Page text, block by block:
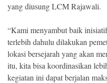
yang diusung LCM Rajawali.
“Kami menyambut baik
terlebih dahulu dilakukan
lokasi bersejarah yang akan
itu, kita bisa koordinasikan
kegiatan ini dapat berjalan